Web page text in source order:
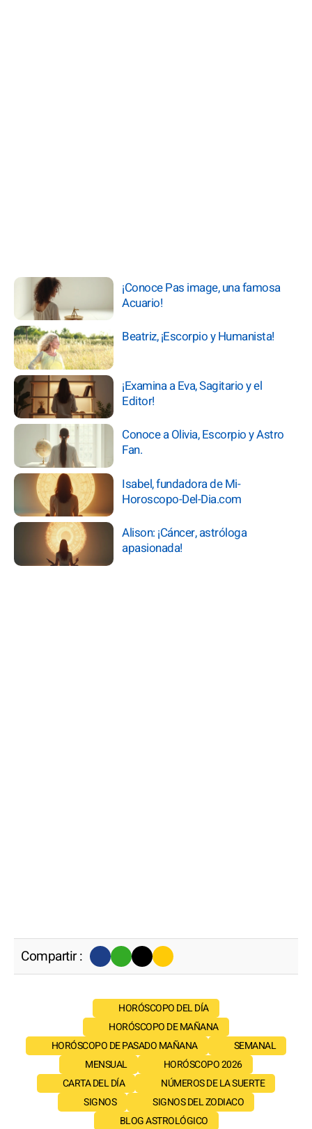
¡Conoce Pas image, una famosa
Acuario!
Beatriz, ¡Escorpio y Humanista!
¡Examina a Eva, Sagitario y el
Editor!
Conoce a Olivia, Escorpio y Astro
Fan.
Isabel, fundadora de Mi-
Horoscopo-Del-Dia.com
Alison: ¡Cáncer, astróloga
apasionada!
Compartir :
HORÓSCOPO DEL DÍA
HORÓSCOPO DE MAÑANA
HORÓSCOPO DE PASADO MAÑANA
SEMANAL
MENSUAL
HORÓSCOPO 2026
CARTA DEL DÍA
NÚMEROS DE LA SUERTE
SIGNOS
SIGNOS DEL ZODIACO
BLOG ASTROLÓGICO